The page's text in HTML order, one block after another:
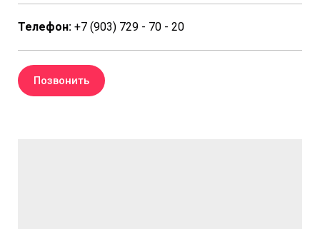
Телефон: +7 (903) 729 - 70 - 20
Позвонить